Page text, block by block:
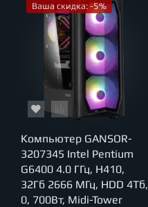
Ваша скидка: -5%
Компьютер GANSOR-
3207345 Intel Pentium
G6400 4.0 ГГц, H410,
32Гб 2666 МГц, HDD 4Тб,
0, 700Вт, Midi-Tower